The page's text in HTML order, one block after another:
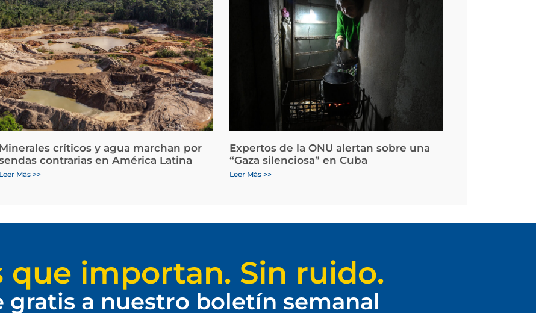
Minerales críticos y agua marchan por
contrarias en América Latina
Leer Más >>
Expertos de la ONU alertan sobre una
“Gaza silenciosa” en Cuba
Leer Más >>
que importan. Sin ruido.
gratis a nuestro boletín semanal